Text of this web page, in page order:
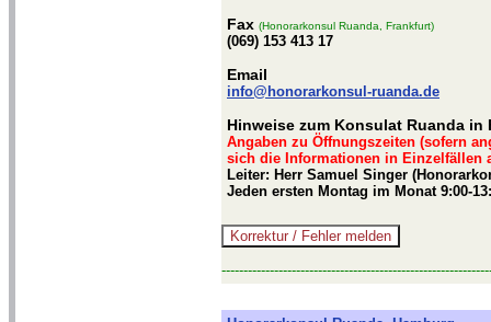
Fax (Honorarkonsul Ruanda, Frankfurt)
(069) 153 413 17
Email
info@honorarkonsul-ruanda.de
Hinweise zum Konsulat Ruanda in
Angaben zu Öffnungszeiten (sofern
sich die Informationen in Einzelfällen
Leiter: Herr Samuel Singer
Jeden ersten Montag im Monat 9:00-